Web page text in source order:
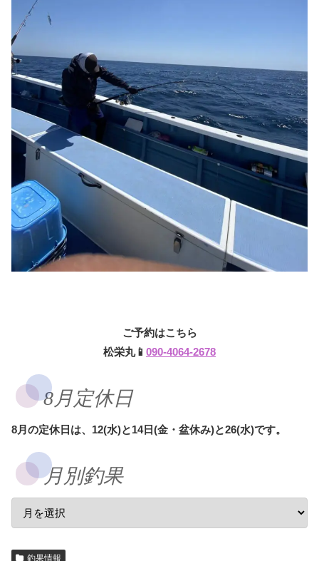
ご予約はこちら
松栄丸📱 090-4064-2678
8月定休日
8月の定休日は、12(水)と14日(金・盆休み)と26(水)です。
月別釣果
釣果情報